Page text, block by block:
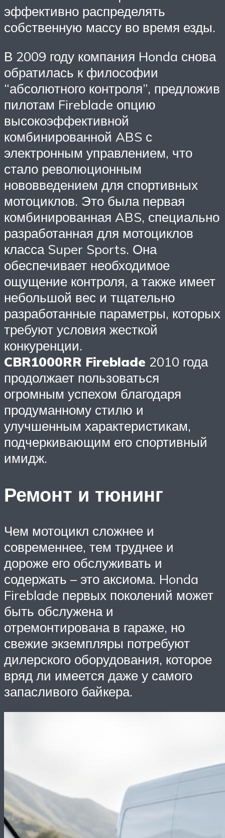
эффективно распределять
собственную массу во время езды.
В 2009 году компания Honda снова
обратилась к философии
“абсолютного контроля”, предложив
пилотам Fireblade опцию
высокоэффективной
комбинированной ABS с
электронным управлением, что
стало революционным
нововведением для спортивных
мотоциклов. Это была первая
комбинированная ABS, специально
разработанная для мотоциклов
класса Super Sports. Она
обеспечивает необходимое
ощущение контроля, а также имеет
небольшой вес и тщательно
разработанные параметры, которых
требуют условия жесткой
конкуренции.
CBR1000RR Fireblade 2010 года
продолжает пользоваться
огромным успехом благодаря
продуманному стилю и
улучшенным характеристикам,
подчеркивающим его спортивный
имидж.
Ремонт и тюнинг
Чем мотоцикл сложнее и
современнее, тем труднее и
дороже его обслуживать и
содержать – это аксиома. Honda
Fireblade первых поколений может
быть обслужена и
отремонтирована в гараже, но
свежие экземпляры потребуют
дилерского оборудования, которое
вряд ли имеется даже у самого
запасливого байкера.